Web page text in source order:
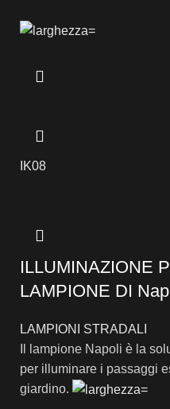
IK08
ILLUMINAZIONE
LAMPIONE DI
LAMPIONI STRADALI
Il lampione Napoli è la
per illuminare i passaggi
giardino.